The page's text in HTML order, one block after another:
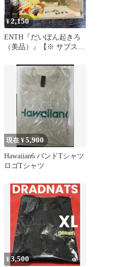
¥2,150
ENTH『だいぽん起きろ
（美品）』【※ サブスク
現在 ¥5,900
Hawaiian6 バンドTシャツ
ロゴTシャツ
¥3,500